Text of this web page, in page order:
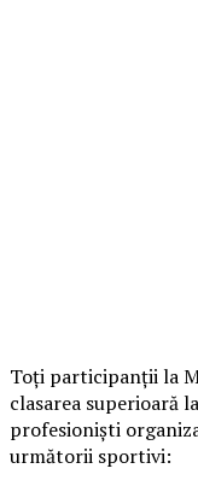
Toți participanții la
clasarea superioară
profesioniști
următorii sportivi: